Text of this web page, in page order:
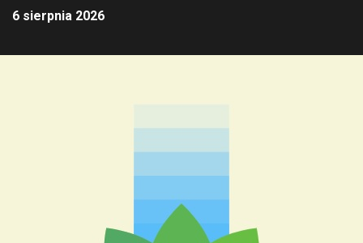
6 sierpnia 2026